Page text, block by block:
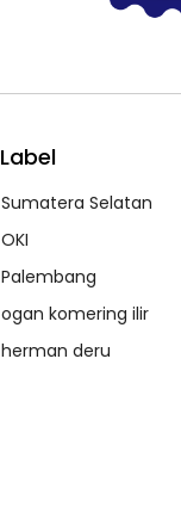
Label
Sumatera Selatan
OKI
Palembang
ogan komering ilir
herman deru